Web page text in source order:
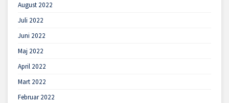
August 2022
Juli 2022
Juni 2022
Maj 2022
April 2022
Mart 2022
Februar 2022